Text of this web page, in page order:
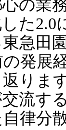
の業
た2.0
急田
発展
りま
流す
律分